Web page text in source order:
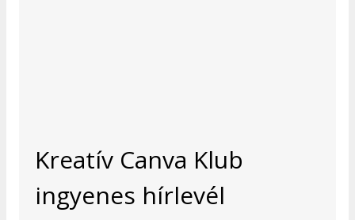
Kreatív Canva Klub
ingyenes hírlevél